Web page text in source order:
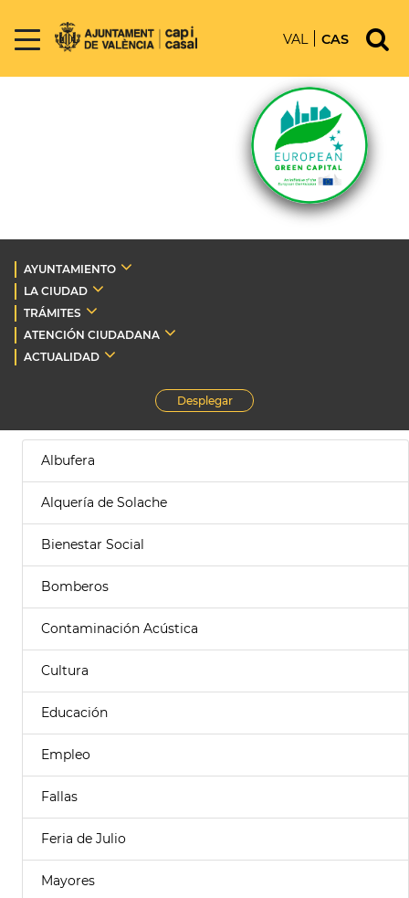
VAL CAS
AYUNTAMIENTO
LA CIUDAD
TRÁMITES
ATENCIÓN CIUDADANA
ACTUALIDAD
Desplegar
Albufera
Alquería de Solache
Bienestar Social
Bomberos
Contaminación Acústica
Cultura
Educación
Empleo
Fallas
Feria de Julio
Mayores